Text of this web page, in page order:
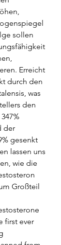
sollen
Erreicht
durch den
was
den
der
gesenkt
lassen uns
wie die
Großteil
first ever